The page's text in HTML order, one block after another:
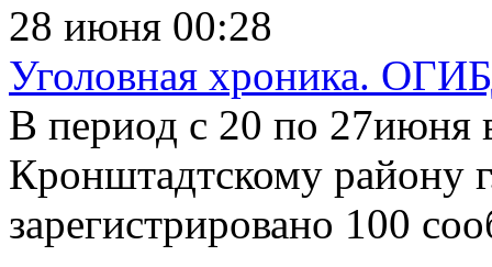
28 июня 00:28
Уголовная хроника.
В период с 20 по
Кронштадтскому району
зарегистрировано 100